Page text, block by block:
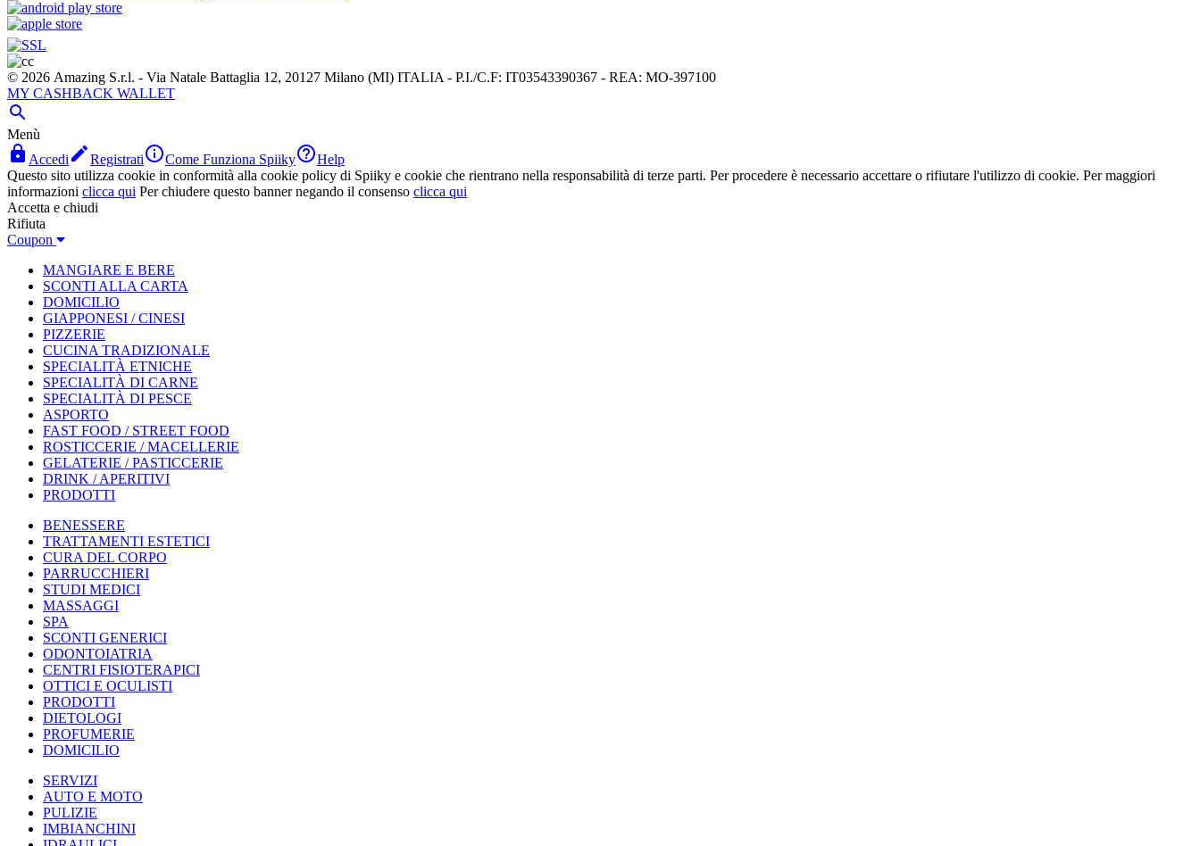
© 2026 Amazing S.r.l. - Via Natale Battaglia 12, 20127 Milano (MI) ITALIA - P.I./C.F: IT03543390367 - REA: MO-397100
MY CASHBACK WALLET

Menù
 Accedi RegistratiCome Funziona SpiikyHelp
Questo sito utilizza cookie in conformità alla cookie policy di Spiiky e cookie che rientrano nella responsabilità di terze parti. Per procedere è necessario accettare o rifiutare l'utilizzo di cookie. Per maggiori
informazioni clicca qui Per chiudere questo banner negando il consenso clicca qui
Accetta e chiudi
Rifiuta
Coupon
MANGIARE E BERE
SCONTI ALLA CARTA
DOMICILIO
GIAPPONESI / CINESI
PIZZERIE
CUCINA TRADIZIONALE
SPECIALITÀ ETNICHE
SPECIALITÀ DI CARNE
SPECIALITÀ DI PESCE
ASPORTO
FAST FOOD / STREET FOOD
ROSTICCERIE / MACELLERIE
GELATERIE / PASTICCERIE
DRINK / APERITIVI
PRODOTTI
BENESSERE
TRATTAMENTI ESTETICI
CURA DEL CORPO
PARRUCCHIERI
STUDI MEDICI
MASSAGGI
SPA
SCONTI GENERICI
ODONTOIATRIA
CENTRI FISIOTERAPICI
OTTICI E OCULISTI
PRODOTTI
DIETOLOGI
PROFUMERIE
DOMICILIO
SERVIZI
AUTO E MOTO
PULIZIE
IMBIANCHINI